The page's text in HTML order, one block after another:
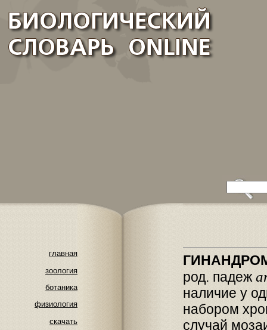
главная
зоология
ботаника
физиология
скачать
род. падеж
наличие у
набором
случай